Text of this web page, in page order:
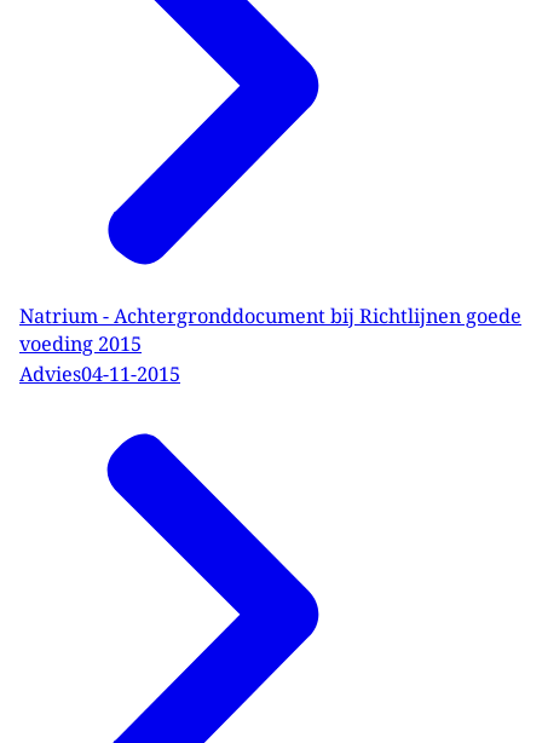
Natrium - Achtergronddocument bij Richtlijnen goede
voeding 2015
Advies04-11-2015